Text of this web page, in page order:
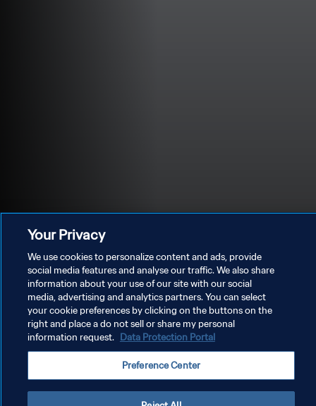
KEBIJAKAN PRIVASI
SYARAT DAN KETENTUAN
ATUR PREFERENSI KUKI
Copyright © 1994 - 2026 FIFA. All rights reserved.
Your Privacy
We use cookies to personalize content and ads, provide
social media features and analyse our traffic. We also share
information about your use of our site with our social
media, advertising and analytics partners. You can select
your cookie preferences by clicking on the buttons on the
right and place a do not sell or share my personal
information request. Data Protection Portal
Preference Center